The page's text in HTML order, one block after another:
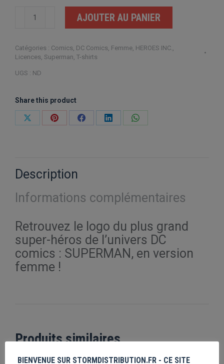
quantité
Superman
Logo
AJOUTER AU PANIER
Catégories : Comics, DC Comics, Femme, HEROES INC.,
Licences, Superman, T-shirts
UGS : ND
Share this product
PartagerPartagerPartagerPartagerPartager
Description
Informations complémentaires
Retrouvez le logo du plus grand
super-héros de l’univers DC
comics : SUPERMAN, en version
femme !
Produits similaires
BIENVENUE SUR STORMDISTRIBUTION.FR - CE SITE